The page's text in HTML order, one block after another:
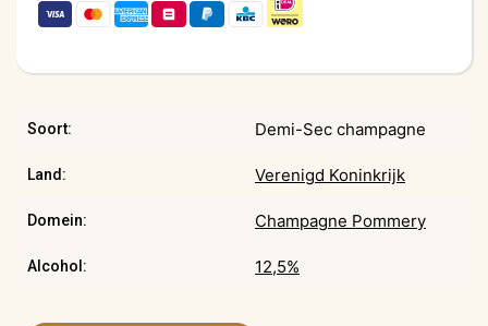
Soort: Demi-Sec champagne
Land: Verenigd Koninkrijk
Domein: Champagne Pommery
Alcohol: 12,5%